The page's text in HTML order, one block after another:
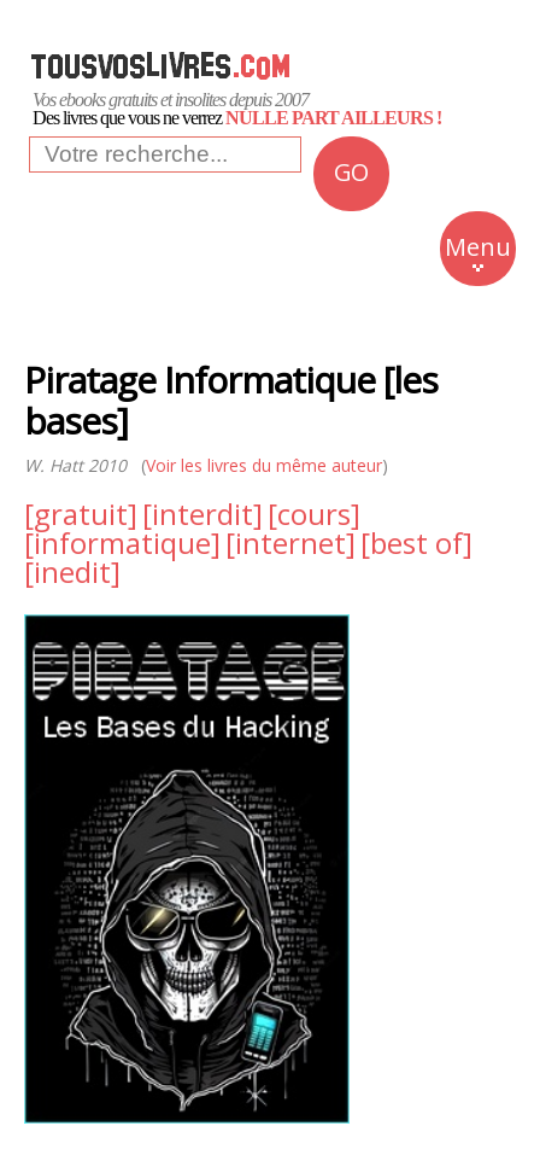
Vos ebooks gratuits et insolites depuis 2007
Des livres que vous ne verrezNULLE PART AILLEURS !
GO
Menu
Insolite
Business
Culture
Piratage Informatique [les
bases]
W. Hatt 2010(Voir les livres du même auteur)
[gratuit] [interdit] [cours]
[informatique] [internet][best of]
[inedit]